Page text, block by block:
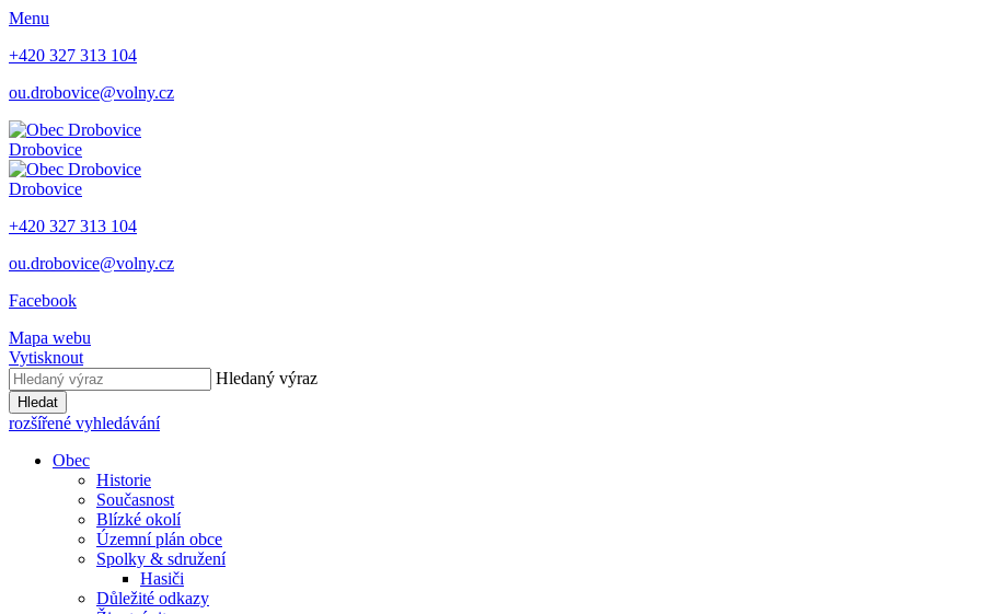
Menu
+420 327 313 104
ou.drobovice@volny.cz
Drobovice
Drobovice
+420 327 313 104
ou.drobovice@volny.cz
Facebook
Mapa webu
Vytisknout
Hledaný výraz
Hledat
rozšířené vyhledávání
Obec
Historie
Současnost
Blízké okolí
Územní plán obce
Spolky & sdružení
Hasiči
Důležité odkazy